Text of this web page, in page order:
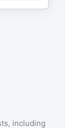
including